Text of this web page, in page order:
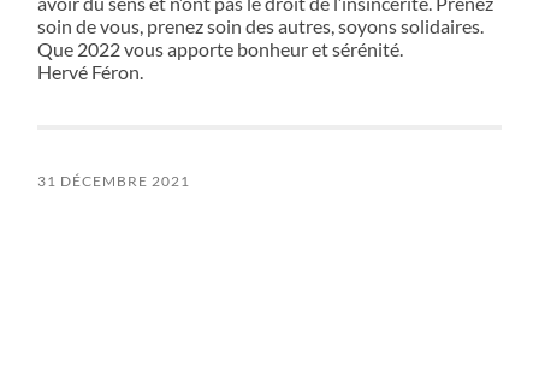
soin de vous, prenez soin des autres, soyons solidaires.
Que 2022 vous apporte bonheur et sérénité.
Hervé Féron.
31 DÉCEMBRE 2021